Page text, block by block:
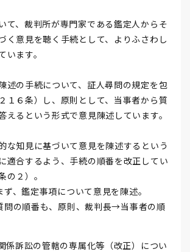
て、裁判所が専門家である鑑定人からそ
く意見を聴く手続として、よりふさわし
います。
述の手続について、証人尋問の規定を包
１６条）し、原則として、当事者から質
えるという形式で意見陳述しています。
な知見に基づいて意見を陳述するという
適合するよう、手続の順番を改正してい
の２）。
、鑑定事項について意見を陳述。
問の順番も、原則、裁判長→当事者の順
訴訟の管轄の専属化等（改正）につい